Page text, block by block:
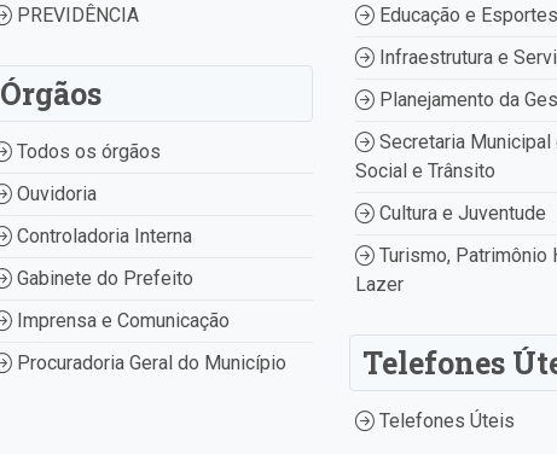
PREVIDÊNCIA
Órgãos
Todos os órgãos
Ouvidoria
Controladoria Interna
Gabinete do Prefeito
Imprensa e Comunicação
Procuradoria Geral do Município
Educação e Esportes
Infraestrutura e
Planejamento da
Secretaria
Social e Trânsito
Cultura e Juventude
Turismo, Patrimônio
Lazer
Telefones
Telefones Úteis